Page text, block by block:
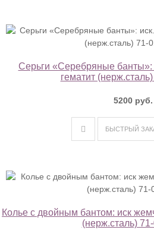
Серьги «Серебряные банты»:
гематит
5200 руб.
БЫСТРЫЙ
Колье с двойным бантом: иск
(нерж.сталь)